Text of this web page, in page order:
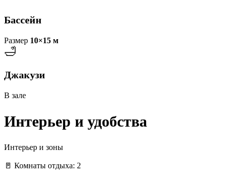
Бассейн
Размер 10×15 м
🛁
Джакузи
В зале
Интерьер и удобства
Интерьер и зоны
🚪 Комнаты отдыха: 2